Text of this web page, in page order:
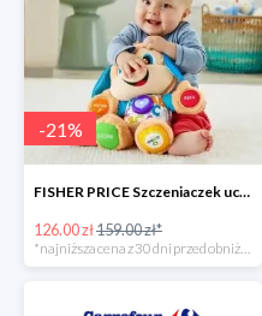
-21%
FISHER PRICE Szczeniaczek uczniaczek -21%
126.00 zł159.00 zł*